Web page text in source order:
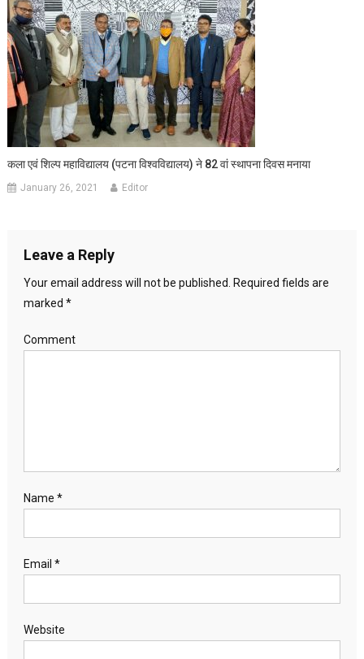
कला एवं शिल्प महाविद्यालय (पटना विश्वविद्यालय) ने 82 वां स्थापना दिवस मनाया
January 26, 2021 Editor
Leave a Reply
Your email address will not be published.
Required fields are
marked *
Comment
Name *
Email *
Website